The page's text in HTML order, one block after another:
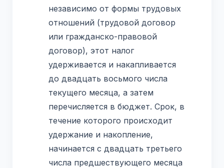
независимо от формы трудовых
отношений (трудовой договор
или гражданско-правовой
договор), этот налог
удерживается и накапливается
до двадцать восьмого числа
текущего месяца, а затем
перечисляется в бюджет. Срок, в
течение которого происходит
удержание и накопление,
начинается с двадцать третьего
числа предшествующего месяца